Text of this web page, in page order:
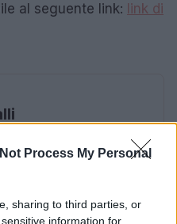
Process My Personal
sharing to third parties, or
information for
al seguente link: link di
con volontari sanitari
procedure
e diretto, porta
quaderno con disegni